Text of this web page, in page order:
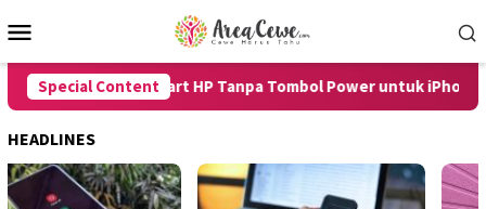
to
Menu
Special Content
8 Cara Restart HP Tanpa Tombol Power untuk iPhone
HEADLINES